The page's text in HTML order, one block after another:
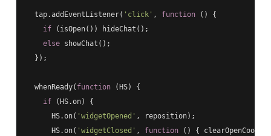
  tap.addEventListener(
'click' , function ( )
{
if (isOpen()) hideChat();
else showChat();
  });
  whenReady(
function ( HS)
{
if (HS.on) {
      HS.on(
'widgetOpened' , reposition);
      HS.on(
'widgetClosed' , function ( )
{